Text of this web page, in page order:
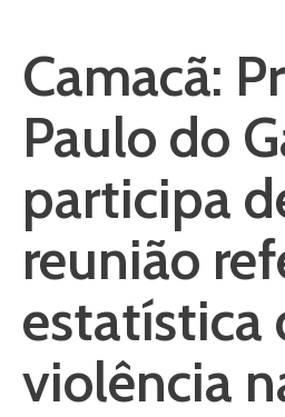
Camacã:
Paulo do
participa
reunião
estatística
violência